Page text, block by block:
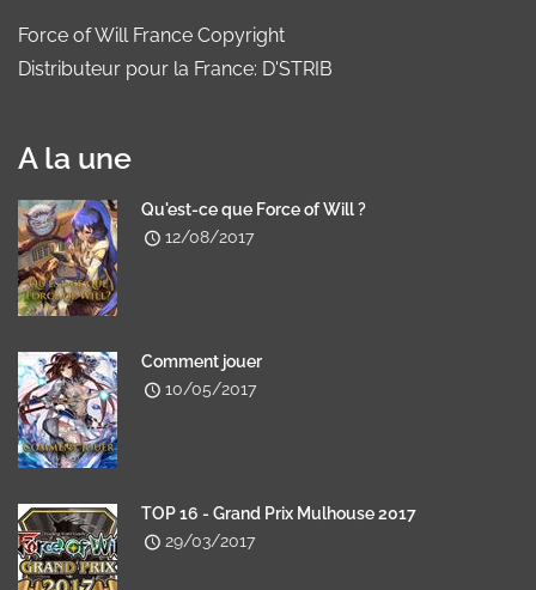
Force of Will France Copyright
Distributeur pour la France: D'STRIB
A la une
Qu'est-ce que Force of Will ?
12/08/2017
Comment jouer
10/05/2017
TOP 16 - Grand Prix Mulhouse 2017
29/03/2017